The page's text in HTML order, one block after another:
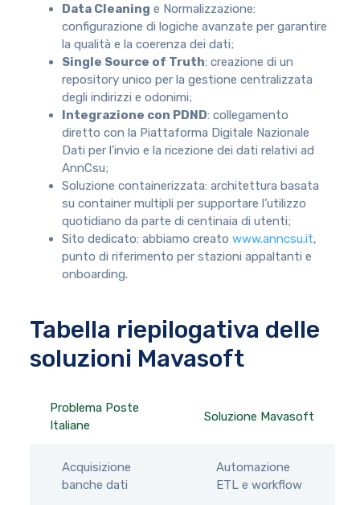
Data Cleaning e Normalizzazione:
configurazione di logiche avanzate per garantire
la qualità e la coerenza dei dati;
Single Source of Truth: creazione di un
repository unico per la gestione centralizzata
degli indirizzi e odonimi;
Integrazione con PDND: collegamento
diretto con la Piattaforma Digitale Nazionale
Dati per l’invio e la ricezione dei dati relativi ad
AnnCsu;
Soluzione containerizzata: architettura basata
su container multipli per supportare l’utilizzo
quotidiano da parte di centinaia di utenti;
Sito dedicato: abbiamo creatowww.anncsu.it,
punto di riferimento per stazioni appaltanti e
onboarding.
Tabella riepilogativa delle
soluzioni Mavasoft
Problema Poste
Italiane
Soluzione Mavasoft
Acquisizione
banche dati
Automazione
ETL e workflow